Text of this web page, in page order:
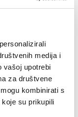
medija i
vašoj upotrebi
za društvene
kombinirati s
su prikupili
rješenjima, IT
znanja te ostvariti
direktor Microsofta
za
pristup
na veliki broj
i kvalitetan